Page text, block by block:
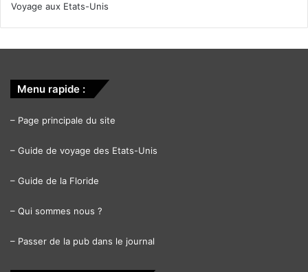
Voyage aux Etats-Unis
Menu rapide :
– Page principale du site
– Guide de voyage des Etats-Unis
– Guide de la Floride
– Qui sommes nous ?
– Passer de la pub dans le journal